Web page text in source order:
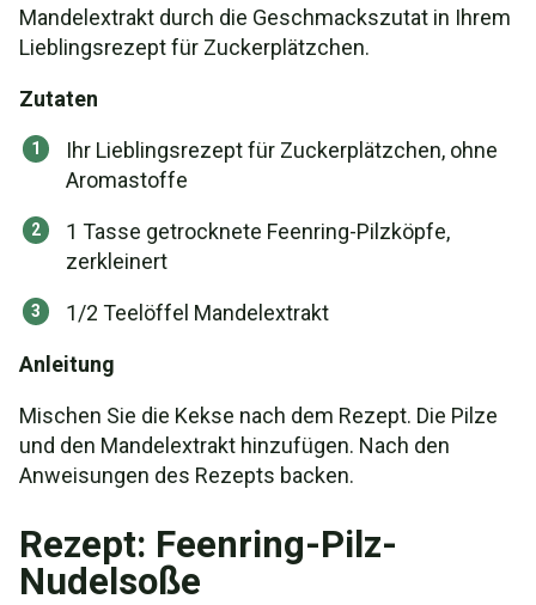
Mandelextrakt durch die Geschmackszutat in Ihrem
Lieblingsrezept für Zuckerplätzchen.
Zutaten
Ihr Lieblingsrezept für Zuckerplätzchen, ohne
Aromastoffe
1 Tasse getrocknete Feenring-Pilzköpfe,
zerkleinert
1/2 Teelöffel Mandelextrakt
Anleitung
Mischen Sie die Kekse nach dem Rezept. Die Pilze
und den Mandelextrakt hinzufügen. Nach den
Anweisungen des Rezepts backen.
Rezept: Feenring-Pilz-
Nudelsoße